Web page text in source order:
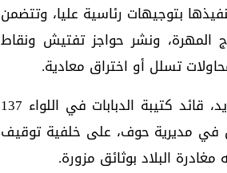
بتوجيهات رئاسية عليا، وتتضمن
المهرة، ونشر حواجز تفتيش ونقاط
تسلل أو اختراق معادية.
وتأتي هذه الخطة عقب استشهاد العميد عبدالله محمد زايد، قائد كتيبة الدبابات في اللواء 137
في مديرية حوف، على خلفية توقيف
البلاد بوثائق مزورة.